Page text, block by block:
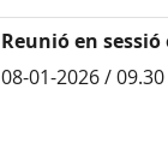
Reunió en
08-01-2026 /